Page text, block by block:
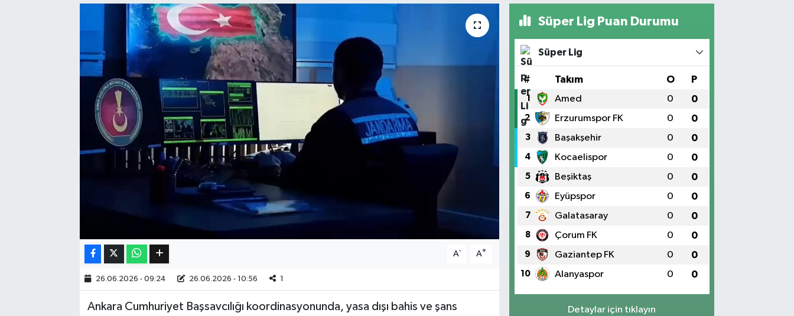
A- A+
26.06.2026 - 09:24 26.06.2026 - 10:56
Ankara Cumhuriyet Başsavcılığı koordinasyonunda, yasa dışı bahis ve şans
Süper Lig Puan Durumu
Süper Lig
# Takım O P
1 Amed 0 0
2 Erzurumspor FK 0 0
3 Başakşehir 0 0
4 Kocaelispor 0 0
5 Beşiktaş 0 0
6 Eyüpspor 0 0
7 Galatasaray 0 0
8 Çorum FK 0 0
9 Gaziantep FK 0 0
10 Alanyaspor 0 0
Detaylar için tıklayın
Bilim, Teknoloji